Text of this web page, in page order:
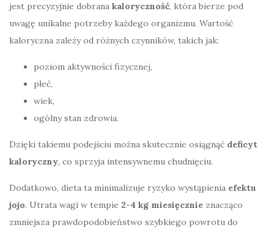
jest precyzyjnie dobrana kaloryczność, która bierze pod
uwagę unikalne potrzeby każdego organizmu. Wartość
kaloryczna zależy od różnych czynników, takich jak:
poziom aktywności fizycznej,
płeć,
wiek,
ogólny stan zdrowia.
Dzięki takiemu podejściu można skutecznie osiągnąć deficyt
kaloryczny, co sprzyja intensywnemu chudnięciu.
Dodatkowo, dieta ta minimalizuje ryzyko wystąpienia efektu
jojo. Utrata wagi w tempie 2-4 kg miesięcznie znacząco
zmniejsza prawdopodobieństwo szybkiego powrotu do